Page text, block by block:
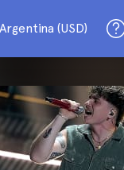
Argentina (USD)